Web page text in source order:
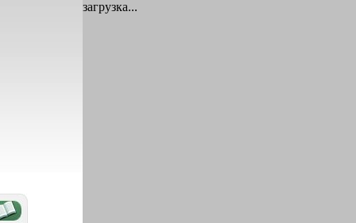
загрузка...